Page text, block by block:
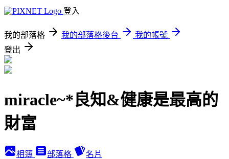
登入
我的部落格 我的部落格後台
我的帳號
登出
miracle~*良知&健康是最高的
財富
相簿 部落格 名片